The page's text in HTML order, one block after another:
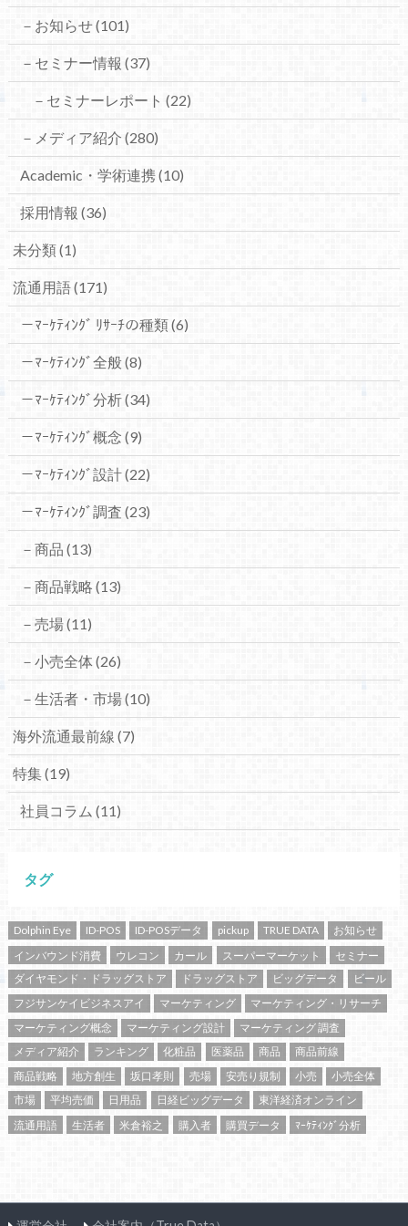
－お知らせ(101)
－セミナー情報 (37)
－セミナーレポート (22)
－メディア紹介 (280)
Academic・学術連携(10)
採用情報 (36)
未分類(1)
流通用語(171)
－ﾏｰｹﾃｨﾝｸﾞ ﾘｻｰﾁの種類(6)
－ﾏｰｹﾃｨﾝｸﾞ全般(8)
－ﾏｰｹﾃｨﾝｸﾞ分析(34)
－ﾏｰｹﾃｨﾝｸﾞ概念 (9)
－ﾏｰｹﾃｨﾝｸﾞ設計(22)
－ﾏｰｹﾃｨﾝｸﾞ調査 (23)
－商品 (13)
－商品戦略 (13)
－売場(11)
－小売全体 (26)
－生活者・市場(10)
海外流通最前線 (7)
特集(19)
社員コラム (11)
タグ
Dolphin Eye ID-POS ID-POSデータ pickup TRUE DATA
お知らせ
インバウンド消費
ウレコン カール スーパーマーケット
セミナー
ダイヤモンド・ドラッグストア
ドラッグストア ビッグデータ
ビール
フジサンケイビジネスアイ
マーケティング
マーケティング・リサーチ
マーケティング概念
マーケティング設計
マーケティング 調査
メディア紹介
ランキング 化粧品 医薬品 商品
商品前線
商品戦略
地方創生 坂口孝則 売場 安売り規制 小売
小売全体
市場
平均売価 日用品 日経ビッグデータ
東洋経済オンライン
流通用語
生活者 米倉裕之 購入者 購買データ ﾏｰｹﾃｨﾝｸﾞ分析